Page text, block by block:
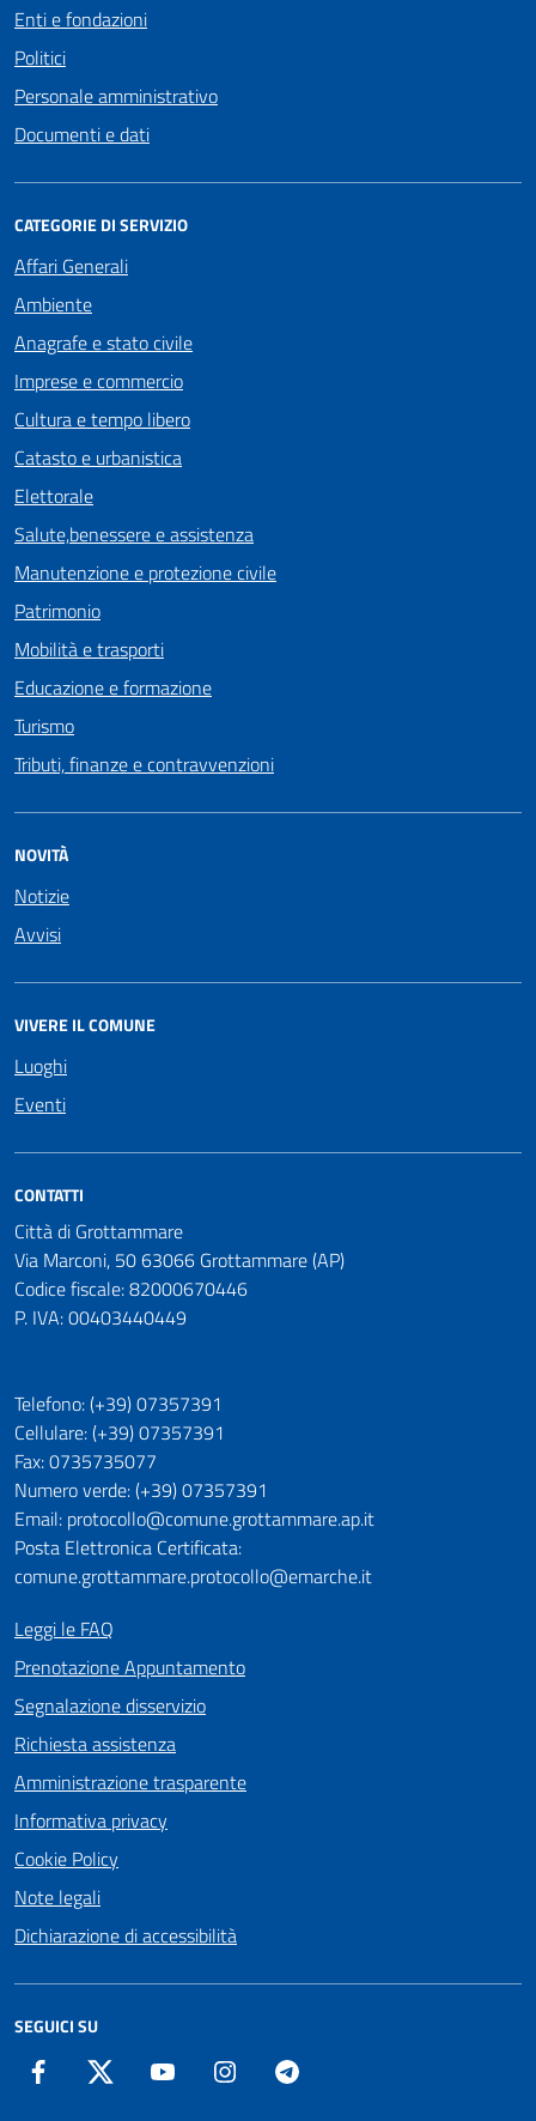
Enti e fondazioni
Politici
Personale amministrativo
Documenti e dati
CATEGORIE DI SERVIZIO
Affari Generali
Ambiente
Anagrafe e stato civile
Imprese e commercio
Cultura e tempo libero
Catasto e urbanistica
Elettorale
Salute,benessere e assistenza
Manutenzione e protezione civile
Patrimonio
Mobilità e trasporti
Educazione e formazione
Turismo
Tributi, finanze e contravvenzioni
NOVITÀ
Notizie
Avvisi
VIVERE IL COMUNE
Luoghi
Eventi
CONTATTI
Città di Grottammare
Via Marconi, 50 63066 Grottammare (AP)
Codice fiscale: 82000670446
P. IVA: 00403440449
Telefono: (+39) 07357391
Cellulare: (+39) 07357391
Fax: 0735735077
Numero verde: (+39) 07357391
Email: protocollo@comune.grottammare.ap.it
Posta Elettronica Certificata:
comune.grottammare.protocollo@emarche.it
Leggi le FAQ
Prenotazione Appuntamento
Segnalazione disservizio
Richiesta assistenza
Amministrazione trasparente
Informativa privacy
Cookie Policy
Note legali
Dichiarazione di accessibilità
SEGUICI SU
Facebook Twitter YouTube Instagram